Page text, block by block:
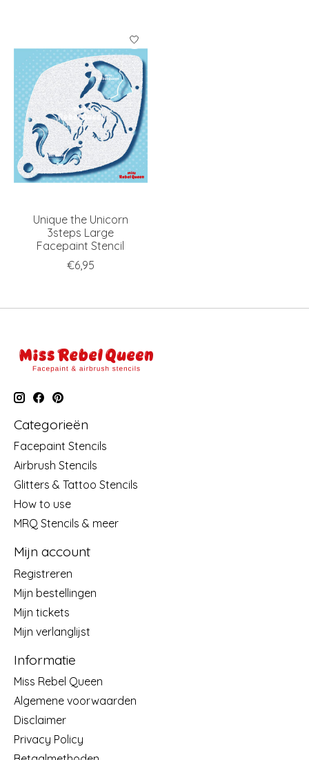
Unique the Unicorn
3steps Large
Facepaint Stencil
€6,95
Categorieën
Facepaint Stencils
Airbrush Stencils
Glitters & Tattoo Stencils
How to use
MRQ Stencils & meer
Mijn account
Registreren
Mijn bestellingen
Mijn tickets
Mijn verlanglijst
Informatie
Miss Rebel Queen
Algemene voorwaarden
Disclaimer
Privacy Policy